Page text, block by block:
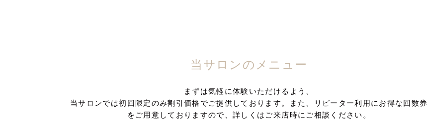
当サロンのメニュー
まずは気軽に体験いただけるよう、
当サロンでは初回限定のみ割引価格でご提供しております。また、リピーター利用にお得な回数券
をご用意しておりますので、詳しくはご来店時にご相談ください。